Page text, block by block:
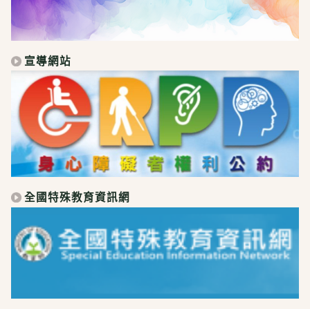
宣導網站
全國特殊教育資訊網